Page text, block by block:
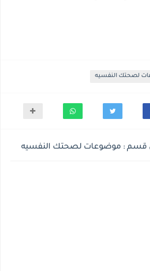
لصحتك النفسيه
قسم : موضوعات لصحتك النفسيه